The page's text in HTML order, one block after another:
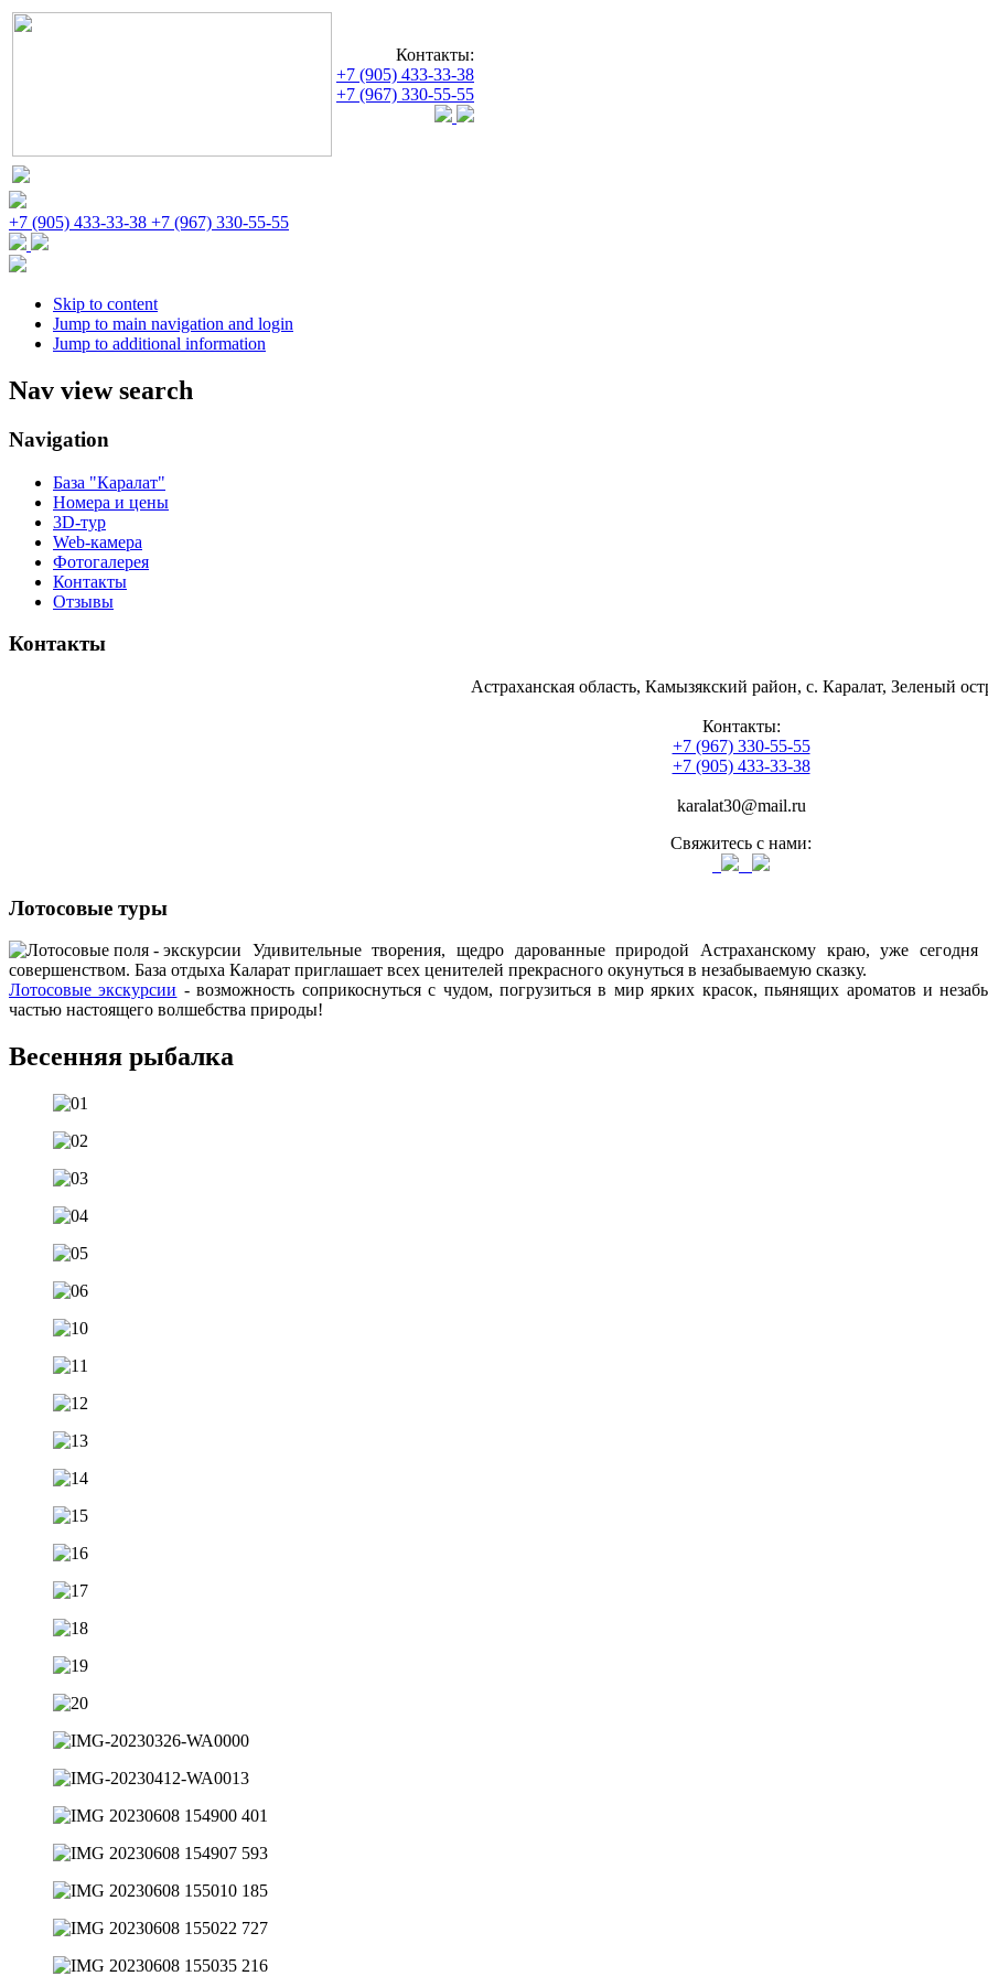
Контакты:
+7 (905) 433-33-38
+7 (967) 330-55-55
+7 (905) 433-33-38 +7 (967) 330-55-55
Skip to content
Jump to main navigation and login
Jump to additional information
Nav view search
Navigation
База "Каралат"
Номера и цены
3D-тур
Web-камера
Фотогалерея
Контакты
Отзывы
Контакты
Астраханская область, Камызякский район, с. Каралат, Зеленый
Контакты:
+7 (967) 330-55-55
+7 (905) 433-33-38
karalat30@mail.ru
Свяжитесь с нами:
Лотосовые туры
Удивительные творения, щедро дарованные природой Астраханскому краю, уже
совершенством. База отдыха Каларат приглашает всех ценителей прекрасного окунуться в незабываемую сказку.
Лотосовые экскурсии - возможность соприкоснуться с чудом, погрузиться в мир ярких красок, пьянящих ароматов и
частью настоящего волшебства природы!
Весенняя рыбалка